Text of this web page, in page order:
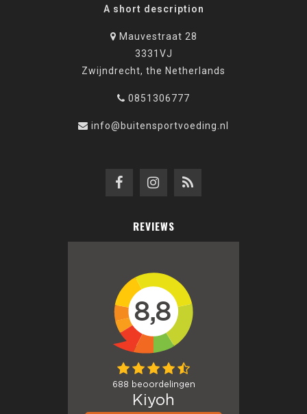
A short description
Mauvestraat 28
3331VJ
Zwijndrecht, the Netherlands
0851306777
info@buitensportvoeding.nl
REVIEWS